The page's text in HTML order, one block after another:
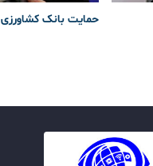
حمایت بانک